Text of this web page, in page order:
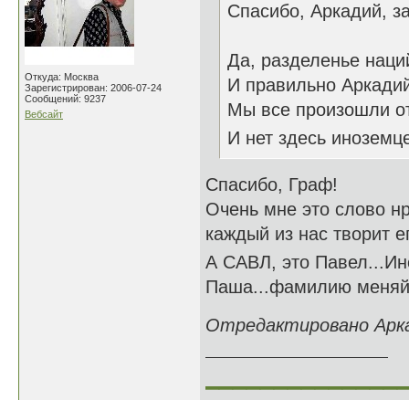
Откуда: Москва
Зарегистрирован: 2006-07-24
Сообщений: 9237
Вебсайт
Спасибо, Аркадий,
Да, разделенье
И правильно
Мы все произошли
И нет здесь
Спасибо, Граф!
Очень мне это слово
каждый из нас творит
А САВЛ, это
Паша...фамилию меняй
Отредактировано